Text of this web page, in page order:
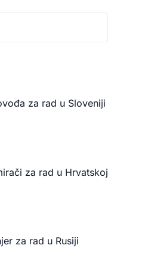
za rad u Sloveniji
za rad u Hrvatskoj
za rad u Rusiji